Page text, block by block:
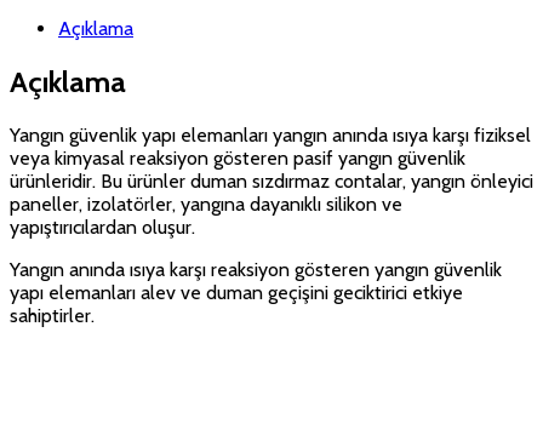
Açıklama
Açıklama
Yangın güvenlik yapı elemanları yangın anında ısıya karşı fiziksel
veya kimyasal reaksiyon gösteren pasif yangın güvenlik
ürünleridir. Bu ürünler duman sızdırmaz contalar, yangın önleyici
paneller, izolatörler, yangına dayanıklı silikon ve
yapıştırıcılardan oluşur.
Yangın anında ısıya karşı reaksiyon gösteren yangın güvenlik
yapı elemanları alev ve duman geçişini geciktirici etkiye
sahiptirler.